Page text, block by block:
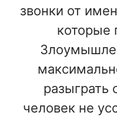
звонки от
которые
разыграть
человек не